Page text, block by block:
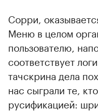
Сорри,
Меню в целом
пользователю,
соответствует
тачскрина дела
нас сыграли те,
русификацией: